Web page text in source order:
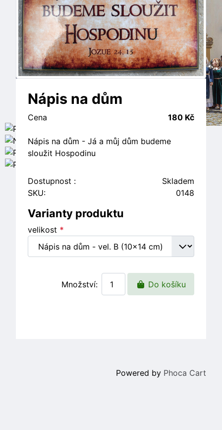
Nápis na dům
Cena 180 Kč
Nápis na dům - Já a můj dům budeme
sloužit Hospodinu
Dostupnost :
Skladem
SKU:
0148
Varianty produktu
velikost *
Množství: Do košíku
Powered by Phoca Cart